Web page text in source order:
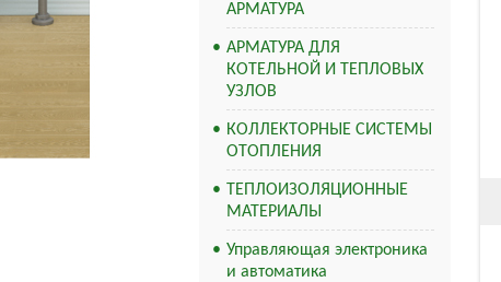
АРМАТУРА
АРМАТУРА ДЛЯ
КОТЕЛЬНОЙ И ТЕПЛОВЫХ
УЗЛОВ
КОЛЛЕКТОРНЫЕ СИСТЕМЫ
ОТОПЛЕНИЯ
ТЕПЛОИЗОЛЯЦИОННЫЕ
МАТЕРИАЛЫ
Управляющая электроника
и автоматика